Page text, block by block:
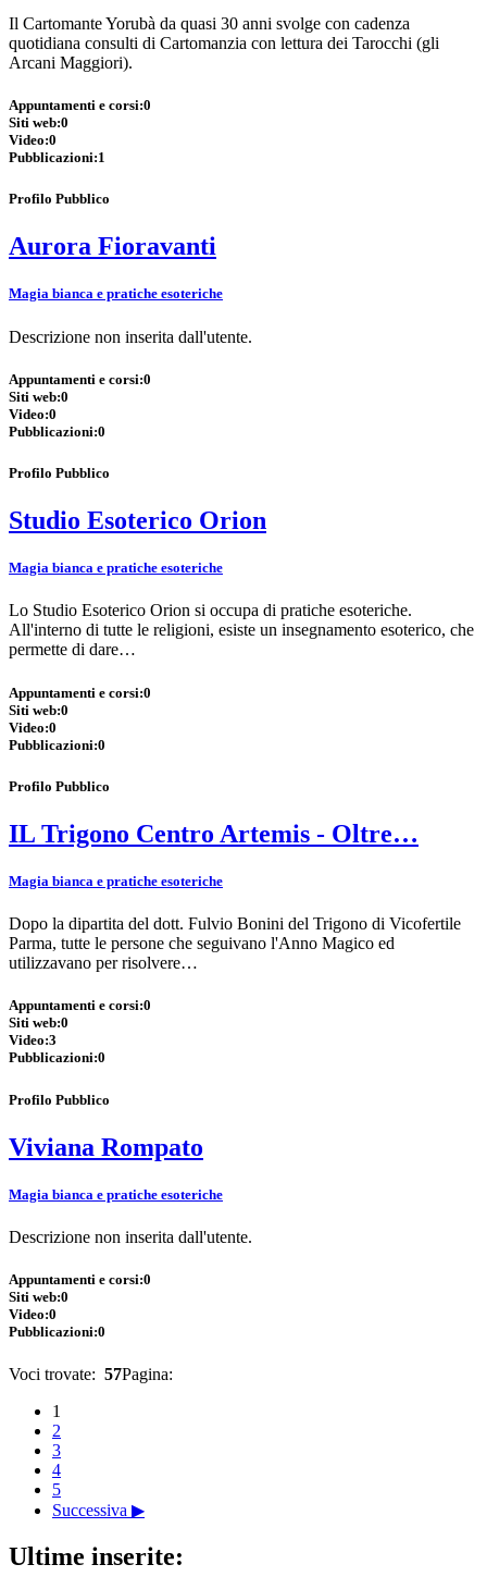
Il Cartomante Yorubà da quasi 30 anni svolge con cadenza
quotidiana consulti di Cartomanzia con lettura dei Tarocchi (gli
Arcani Maggiori).
Appuntamenti e corsi:0
Siti web:0
Video:0
Pubblicazioni:1
Profilo Pubblico
Aurora Fioravanti
Magia bianca e pratiche esoteriche
Descrizione non inserita dall'utente.
Appuntamenti e corsi:0
Siti web:0
Video:0
Pubblicazioni:0
Profilo Pubblico
Studio Esoterico Orion
Magia bianca e pratiche esoteriche
Lo Studio Esoterico Orion si occupa di pratiche esoteriche.
All'interno di tutte le religioni, esiste un insegnamento esoterico, che
permette di dare…
Appuntamenti e corsi:0
Siti web:0
Video:0
Pubblicazioni:0
Profilo Pubblico
IL Trigono Centro Artemis - Oltre…
Magia bianca e pratiche esoteriche
Dopo la dipartita del dott. Fulvio Bonini del Trigono di Vicofertile
Parma, tutte le persone che seguivano l'Anno Magico ed
utilizzavano per risolvere…
Appuntamenti e corsi:0
Siti web:0
Video:3
Pubblicazioni:0
Profilo Pubblico
Viviana Rompato
Magia bianca e pratiche esoteriche
Descrizione non inserita dall'utente.
Appuntamenti e corsi:0
Siti web:0
Video:0
Pubblicazioni:0
Voci trovate: 57Pagina:
1
2
3
4
5
Successiva ▶
Ultime inserite: